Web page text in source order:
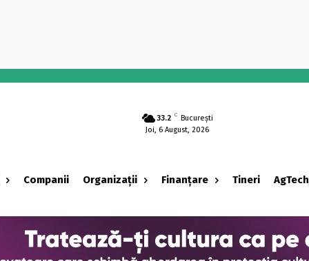
33.2 C București
Joi, 6 August, 2026
Companii Organizații Finanțare Tineri AgTech
-